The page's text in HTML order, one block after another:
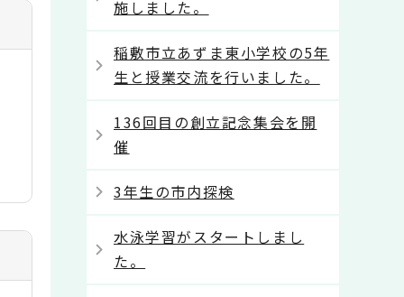
施しました。
稲敷市立あずま東小学校の5年
生と授業交流を行いました。
136回目の創立記念集会を開
催
3年生の市内探検
水泳学習がスタートしまし
た。